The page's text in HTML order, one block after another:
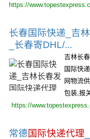
https://
长春国际快递_吉
_长春寄DHL/...
吉林长
国际快
网物流
包装,报
https://
常德国际快递代理